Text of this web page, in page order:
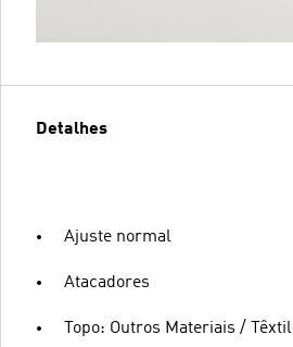
Detalhes
Ajuste normal
Atacadores
Topo: Outros Materiais / Têxtil